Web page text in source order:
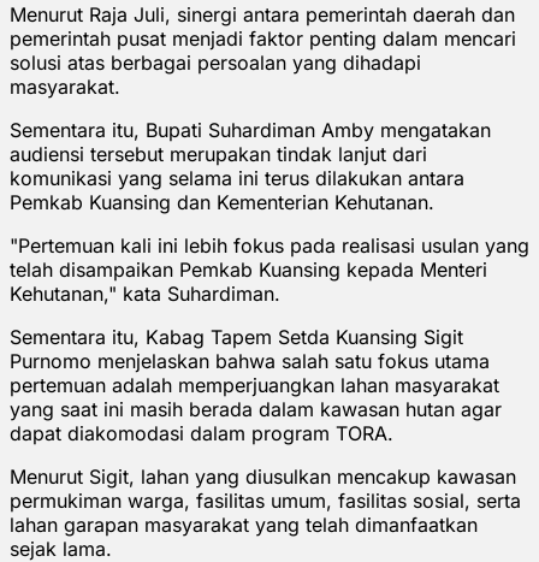
Menurut Raja Juli, sinergi antara pemerintah daerah dan
pemerintah pusat menjadi faktor penting dalam mencari
solusi atas berbagai persoalan yang dihadapi
masyarakat.
Sementara itu, Bupati Suhardiman Amby mengatakan
audiensi tersebut merupakan tindak lanjut dari
komunikasi yang selama ini terus dilakukan antara
Pemkab Kuansing dan Kementerian Kehutanan.
"Pertemuan kali ini lebih fokus pada realisasi usulan yang
telah disampaikan Pemkab Kuansing kepada Menteri
Kehutanan," kata Suhardiman.
Sementara itu, Kabag Tapem Setda Kuansing Sigit
Purnomo menjelaskan bahwa salah satu fokus utama
pertemuan adalah memperjuangkan lahan masyarakat
yang saat ini masih berada dalam kawasan hutan agar
dapat diakomodasi dalam program TORA.
Menurut Sigit, lahan yang diusulkan mencakup kawasan
permukiman warga, fasilitas umum, fasilitas sosial, serta
lahan garapan masyarakat yang telah dimanfaatkan
sejak lama.